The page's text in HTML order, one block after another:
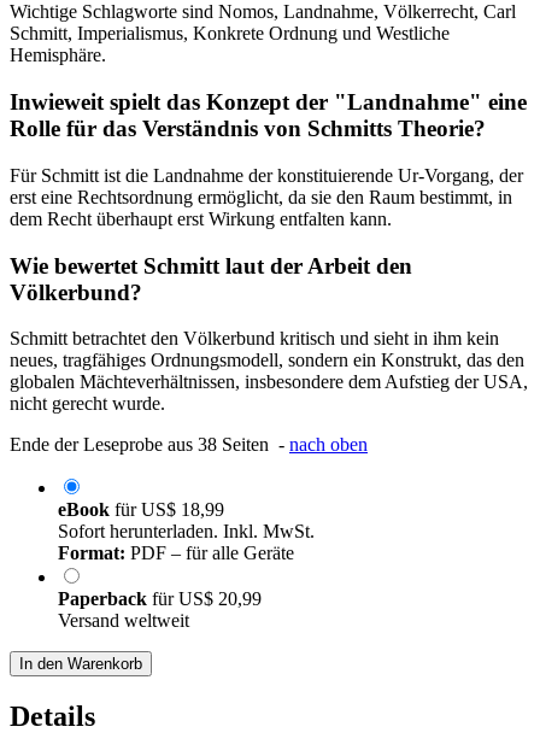
Wichtige Schlagworte sind Nomos, Landnahme, Völkerrecht, Carl
Schmitt, Imperialismus, Konkrete Ordnung und Westliche
Hemisphäre.
Inwieweit spielt das Konzept der "Landnahme" eine
Rolle für das Verständnis von Schmitts Theorie?
Für Schmitt ist die Landnahme der konstituierende Ur-Vorgang, der
erst eine Rechtsordnung ermöglicht, da sie den Raum bestimmt, in
dem Recht überhaupt erst Wirkung entfalten kann.
Wie bewertet Schmitt laut der Arbeit den
Völkerbund?
Schmitt betrachtet den Völkerbund kritisch und sieht in ihm kein
neues, tragfähiges Ordnungsmodell, sondern ein Konstrukt, das den
globalen Mächteverhältnissen, insbesondere dem Aufstieg der USA,
nicht gerecht wurde.
Ende der Leseprobe aus 38 Seiten - nach oben
eBook fürUS$ 18,99
Sofort herunterladen. Inkl. MwSt.
Format: PDF – für alle Geräte
Paperback fürUS$ 20,99
Versand weltweit
In den Warenkorb
Details